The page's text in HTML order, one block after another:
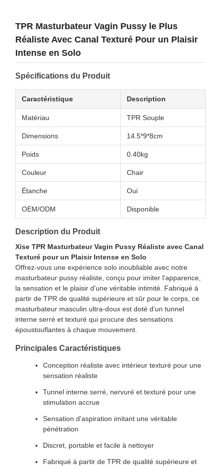
TPR Masturbateur Vagin Pussy le Plus
Réaliste Avec Canal Texturé Pour un Plaisir
Intense en Solo
Spécifications du Produit
Caractéristique Description
Matériau TPR Souple
Dimensions 14.5*9*8cm
Poids 0.40kg
Couleur Chair
Étanche Oui
OEM/ODM Disponible
Description du Produit
Xise TPR Masturbateur Vagin Pussy Réaliste avec Canal
Texturé pour un Plaisir Intense en Solo
Offrez-vous une expérience solo inoubliable avec notre
masturbateur pussy réaliste, conçu pour imiter l'apparence,
la sensation et le plaisir d'une véritable intimité. Fabriqué à
partir de TPR de qualité supérieure et sûr pour le corps, ce
masturbateur masculin ultra-doux est doté d'un tunnel
interne serré et texturé qui procure des sensations
époustouflantes à chaque mouvement.
Principales Caractéristiques
Conception réaliste avec intérieur texturé pour une
sensation réaliste
Tunnel interne serré, nervuré et texturé pour une
stimulation accrue
Sensation d'aspiration imitant une véritable
pénétration
Discret, portable et facile à nettoyer
Fabriqué à partir de TPR de qualité supérieure et